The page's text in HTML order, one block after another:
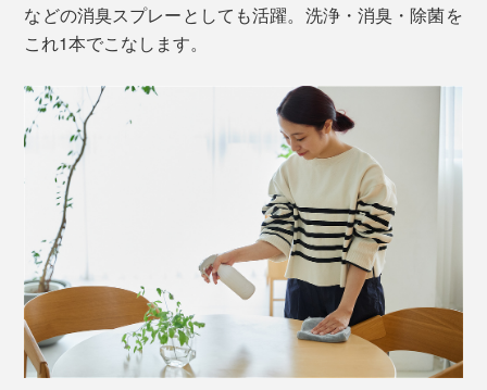
などの消臭スプレーとしても活躍。洗浄・消臭・除菌を
これ1本でこなします。